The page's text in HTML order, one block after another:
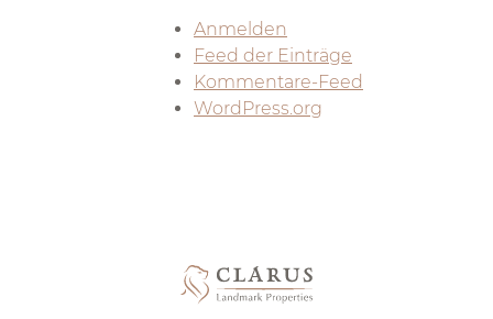
Anmelden
Feed der Einträge
Kommentare-Feed
WordPress.org